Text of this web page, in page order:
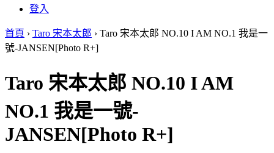
登入
首頁 › Taro 宋本太郎 › Taro 宋本太郎 NO.10 I AM NO.1 我是一
號-JANSEN[Photo R+]
Taro 宋本太郎 NO.10 I AM
NO.1 我是一號-
JANSEN[Photo R+]